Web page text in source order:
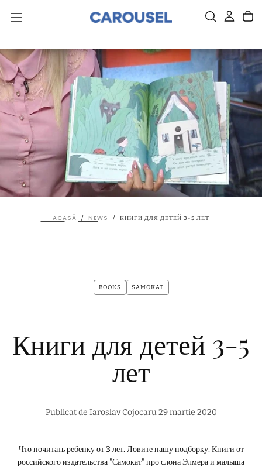
SARI
DIRECT
LA
ACASĂ / NEWS / КНИГИ ДЛЯ ДЕТЕЙ 3-5 ЛЕТ
BOOKS SAMOKAT
Книги для детей 3-5
лет
Publicat de Iaroslav Cojocaru 29 martie 2020
Что почитать ребенку от 3 лет. Ловите нашу подборку. Книги от
российского издательства "Самокат" про слона Элмера и малыша